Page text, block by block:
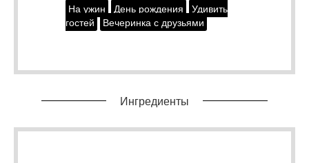
На ужин День рождения
Удивить
гостей
Вечеринка с друзьями
Ингредиенты